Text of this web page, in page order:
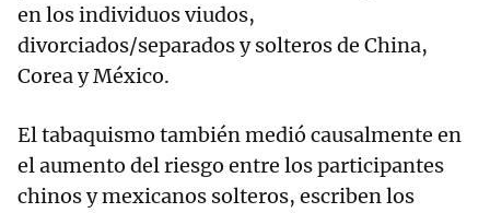
en los individuos viudos,
divorciados/separados y solteros de China,
Corea y México.
El tabaquismo también medió causalmente en
el aumento del riesgo entre los participantes
chinos y mexicanos solteros, escriben los